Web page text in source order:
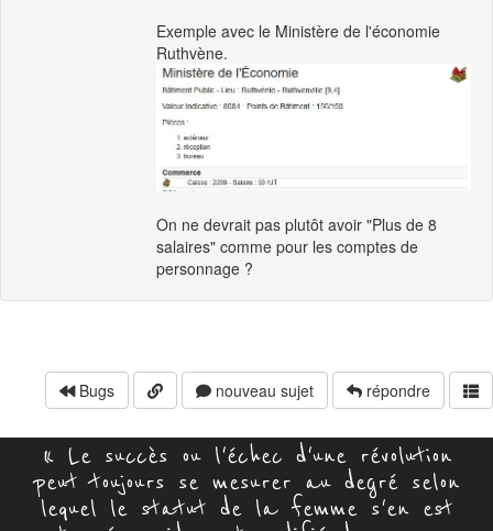
Exemple avec le Ministère de l'économie
Ruthvène.
On ne devrait pas plutôt avoir "Plus de 8
salaires" comme pour les comptes de
personnage ?
Bugs nouveau sujet répondre
« Le succès ou l'échec d'une révolution
peut toujours se mesurer au degré selon
lequel le statut de la femme s'en est